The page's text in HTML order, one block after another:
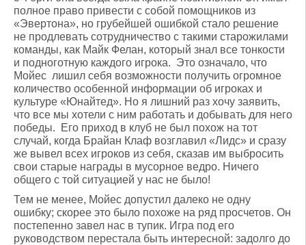
полное право привести с собой помощников из
«Эвертона», но грубейшей ошибкой стало решение
не продлевать сотрудничество с такими старожилами
команды, как Майк Фелан, который знал все тонкости
и подноготную каждого игрока. Это означало, что
Мойес лишил себя возможности получить огромное
количество особенной информации об игроках и
культуре «Юнайтед». Но я лишний раз хочу заявить,
что все мы хотели с ним работать и добывать для него
победы. Его приход в клуб не был похож на тот
случай, когда Брайан Клаф возглавил «Лидс» и сразу
же вывел всех игроков из себя, сказав им выбросить
свои старые награды в мусорное ведро. Ничего
общего с той ситуацией у нас не было!
Тем не менее, Мойес допустил далеко не одну
ошибку; скорее это было похоже на ряд просчетов. Он
постепенно завел нас в тупик. Игра под его
руководством перестала быть интересной: задолго до